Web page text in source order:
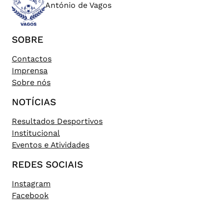
António de Vagos
SOBRE
Contactos
Imprensa
Sobre nós
NOTÍCIAS
Resultados Desportivos
Institucional
Eventos e Atividades
REDES SOCIAIS
Instagram
Facebook